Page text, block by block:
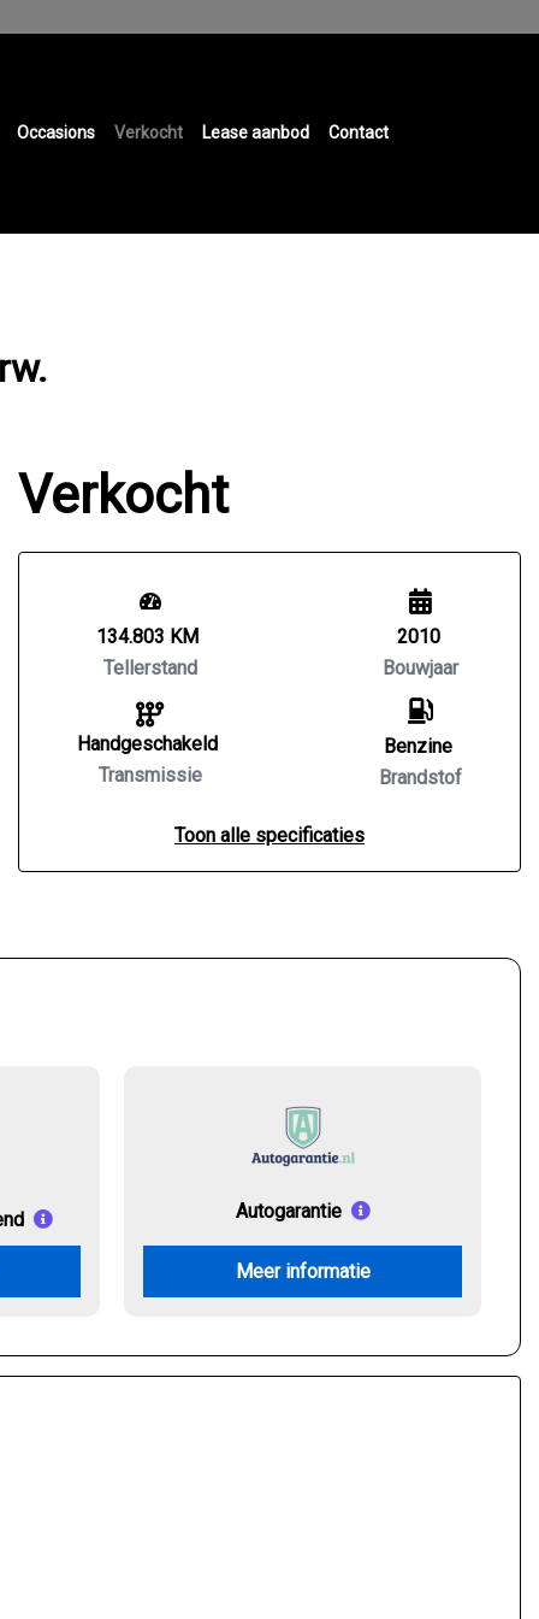
Occasions Verkocht Lease aanbod Contact
Verkocht
134.803 KM
Tellerstand
Handgeschakeld
Transmissie
2010
Bouwjaar
Benzine
Brandstof
Toon alle specificaties
Autogarantie
Meer informatie